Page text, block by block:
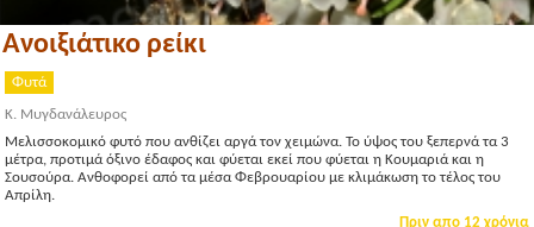
Ανοιξιάτικο ρείκι
Φυτά
Κ. Μυγδανάλευρος
Μελισσοκομικό φυτό που ανθίζει αργά τον χειμώνα. Το ύψος του ξεπερνά τα 3
μέτρα, προτιμά όξινο έδαφος και φύεται εκεί που φύεται η Κουμαριά και η
Σουσούρα. Ανθοφορεί από τα μέσα Φεβρουαρίου με κλιμάκωση το τέλος του
Απρίλη.
Πριν απο 12 χρόνια